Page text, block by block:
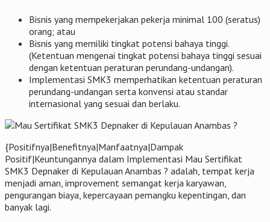
Bisnis yang mempekerjakan pekerja minimal 100 (seratus)
orang; atau
Bisnis yang memiliki tingkat potensi bahaya tinggi.
(Ketentuan mengenai tingkat potensi bahaya tinggi sesuai
dengan ketentuan peraturan perundang-undangan).
Implementasi SMK3 memperhatikan ketentuan peraturan
perundang-undangan serta konvensi atau standar
internasional yang sesuai dan berlaku.
{Positifnya|Benefitnya|Manfaatnya|Dampak
Positif|Keuntungannya dalam Implementasi Mau Sertifikat
SMK3 Depnaker di Kepulauan Anambas ? adalah, tempat kerja
menjadi aman, improvement semangat kerja karyawan,
pengurangan biaya, kepercayaan pemangku kepentingan, dan
banyak lagi.